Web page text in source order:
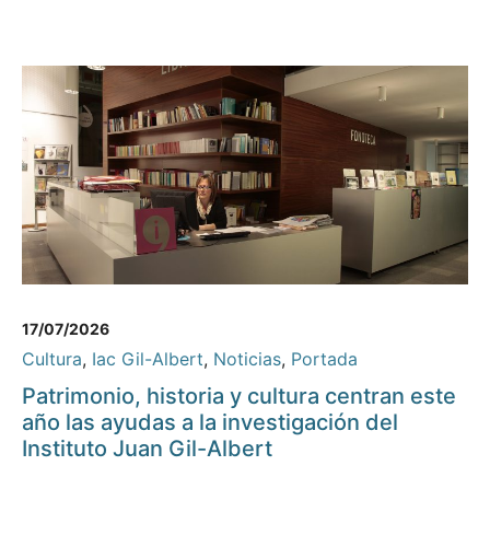
17/07/2026
Cultura, Iac Gil-Albert, Noticias, Portada
Patrimonio, historia y cultura centran este
año las ayudas a la investigación del
Instituto Juan Gil-Albert